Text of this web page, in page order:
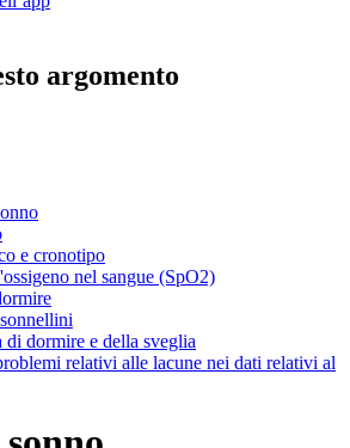
argomento
e cronotipo
nel sangue (SpO2)
dormire e della sveglia
relativi alle lacune nei dati relativi al